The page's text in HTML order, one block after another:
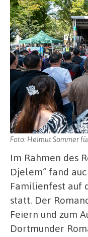
Foto: Helmut Sommer
Im Rahmen des
Djelem“ fand
Familienfest auf
statt. Der
Feiern und zum
Dortmunder